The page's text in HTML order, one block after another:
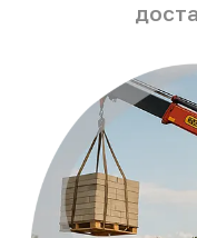
Спецтехника